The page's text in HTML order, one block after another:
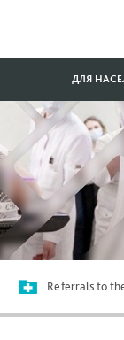
ДЛЯ
Referrals to